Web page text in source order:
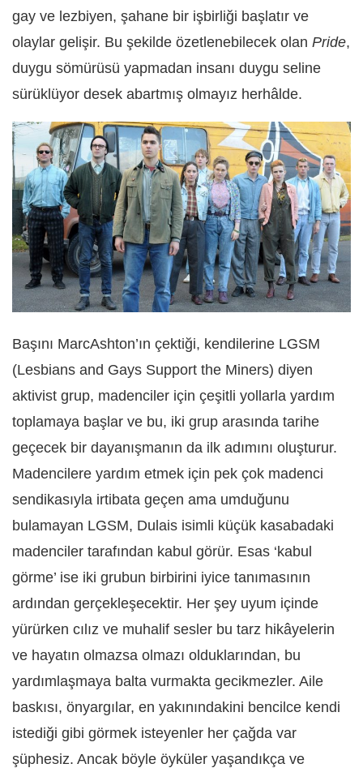
gay ve lezbiyen, şahane bir işbirliği başlatır ve
olaylar gelişir. Bu şekilde özetlenebilecek olan Pride,
duygu sömürüsü yapmadan insanı duygu seline
sürüklüyor desek abartmış olmayız herhâlde.
Başını MarcAshton’ın çektiği, kendilerine LGSM
(Lesbians and Gays Support the Miners) diyen
aktivist grup, madenciler için çeşitli yollarla yardım
toplamaya başlar ve bu, iki grup arasında tarihe
geçecek bir dayanışmanın da ilk adımını oluşturur.
Madencilere yardım etmek için pek çok madenci
sendikasıyla irtibata geçen ama umduğunu
bulamayan LGSM, Dulais isimli küçük kasabadaki
madenciler tarafından kabul görür. Esas ‘kabul
görme’ ise iki grubun birbirini iyice tanımasının
ardından gerçekleşecektir. Her şey uyum içinde
yürürken cılız ve muhalif sesler bu tarz hikâyelerin
ve hayatın olmazsa olmazı olduklarından, bu
yardımlaşmaya balta vurmakta gecikmezler. Aile
baskısı, önyargılar, en yakınındakini bencilce kendi
istediği gibi görmek isteyenler her çağda var
şüphesiz. Ancak böyle öyküler yaşandıkça ve